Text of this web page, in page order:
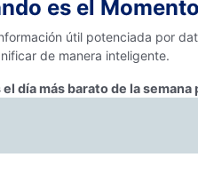
es el
útil potenciada por
de manera inteligente.
el día más barato de la